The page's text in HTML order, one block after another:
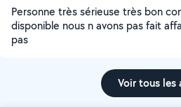
Personne très sérieuse très bon
disponible nous n avons pas fait
pas
Voir tous les